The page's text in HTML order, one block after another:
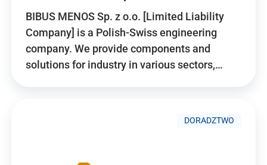
BIBUS MENOS Sp. z o.o. [Limited Liability
Company] is a Polish-Swiss engineering
company. We provide components and
solutions for industry in various sectors,…
DORADZTWO